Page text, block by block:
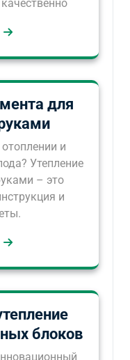
для
и
Утепление
– это
и
блоков